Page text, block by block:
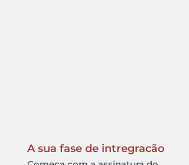
A sua fase de intregracão